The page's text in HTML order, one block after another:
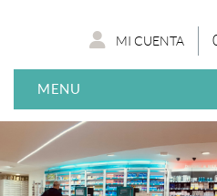
MI CUENTA
MENU